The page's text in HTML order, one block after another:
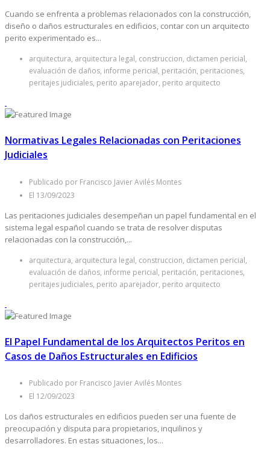
Cuando se enfrenta a problemas relacionados con la construcción,
diseño o daños estructurales en edificios, contar con un arquitecto
perito experimentado es...
arquitectura, arquitectura legal, construccion, dictamen pericial,
evaluación de daños, informe pericial, peritación, peritaciones,
peritajes judiciales, perito aparejador, perito arquitecto
Normativas Legales Relacionadas con Peritaciones
Judiciales
Publicado por Francisco Javier Avilés Montes
El 13/09/2023
Las peritaciones judiciales desempeñan un papel fundamental en el
sistema legal español cuando se trata de resolver disputas
relacionadas con la construcción,...
arquitectura, arquitectura legal, construccion, dictamen pericial,
evaluación de daños, informe pericial, peritación, peritaciones,
peritajes judiciales, perito aparejador, perito arquitecto
El Papel Fundamental de los Arquitectos Peritos en
Casos de Daños Estructurales en Edificios
Publicado por Francisco Javier Avilés Montes
El 12/09/2023
Los daños estructurales en edificios pueden ser una fuente de
preocupación y disputa para propietarios, inquilinos y
desarrolladores. En estas situaciones, los...